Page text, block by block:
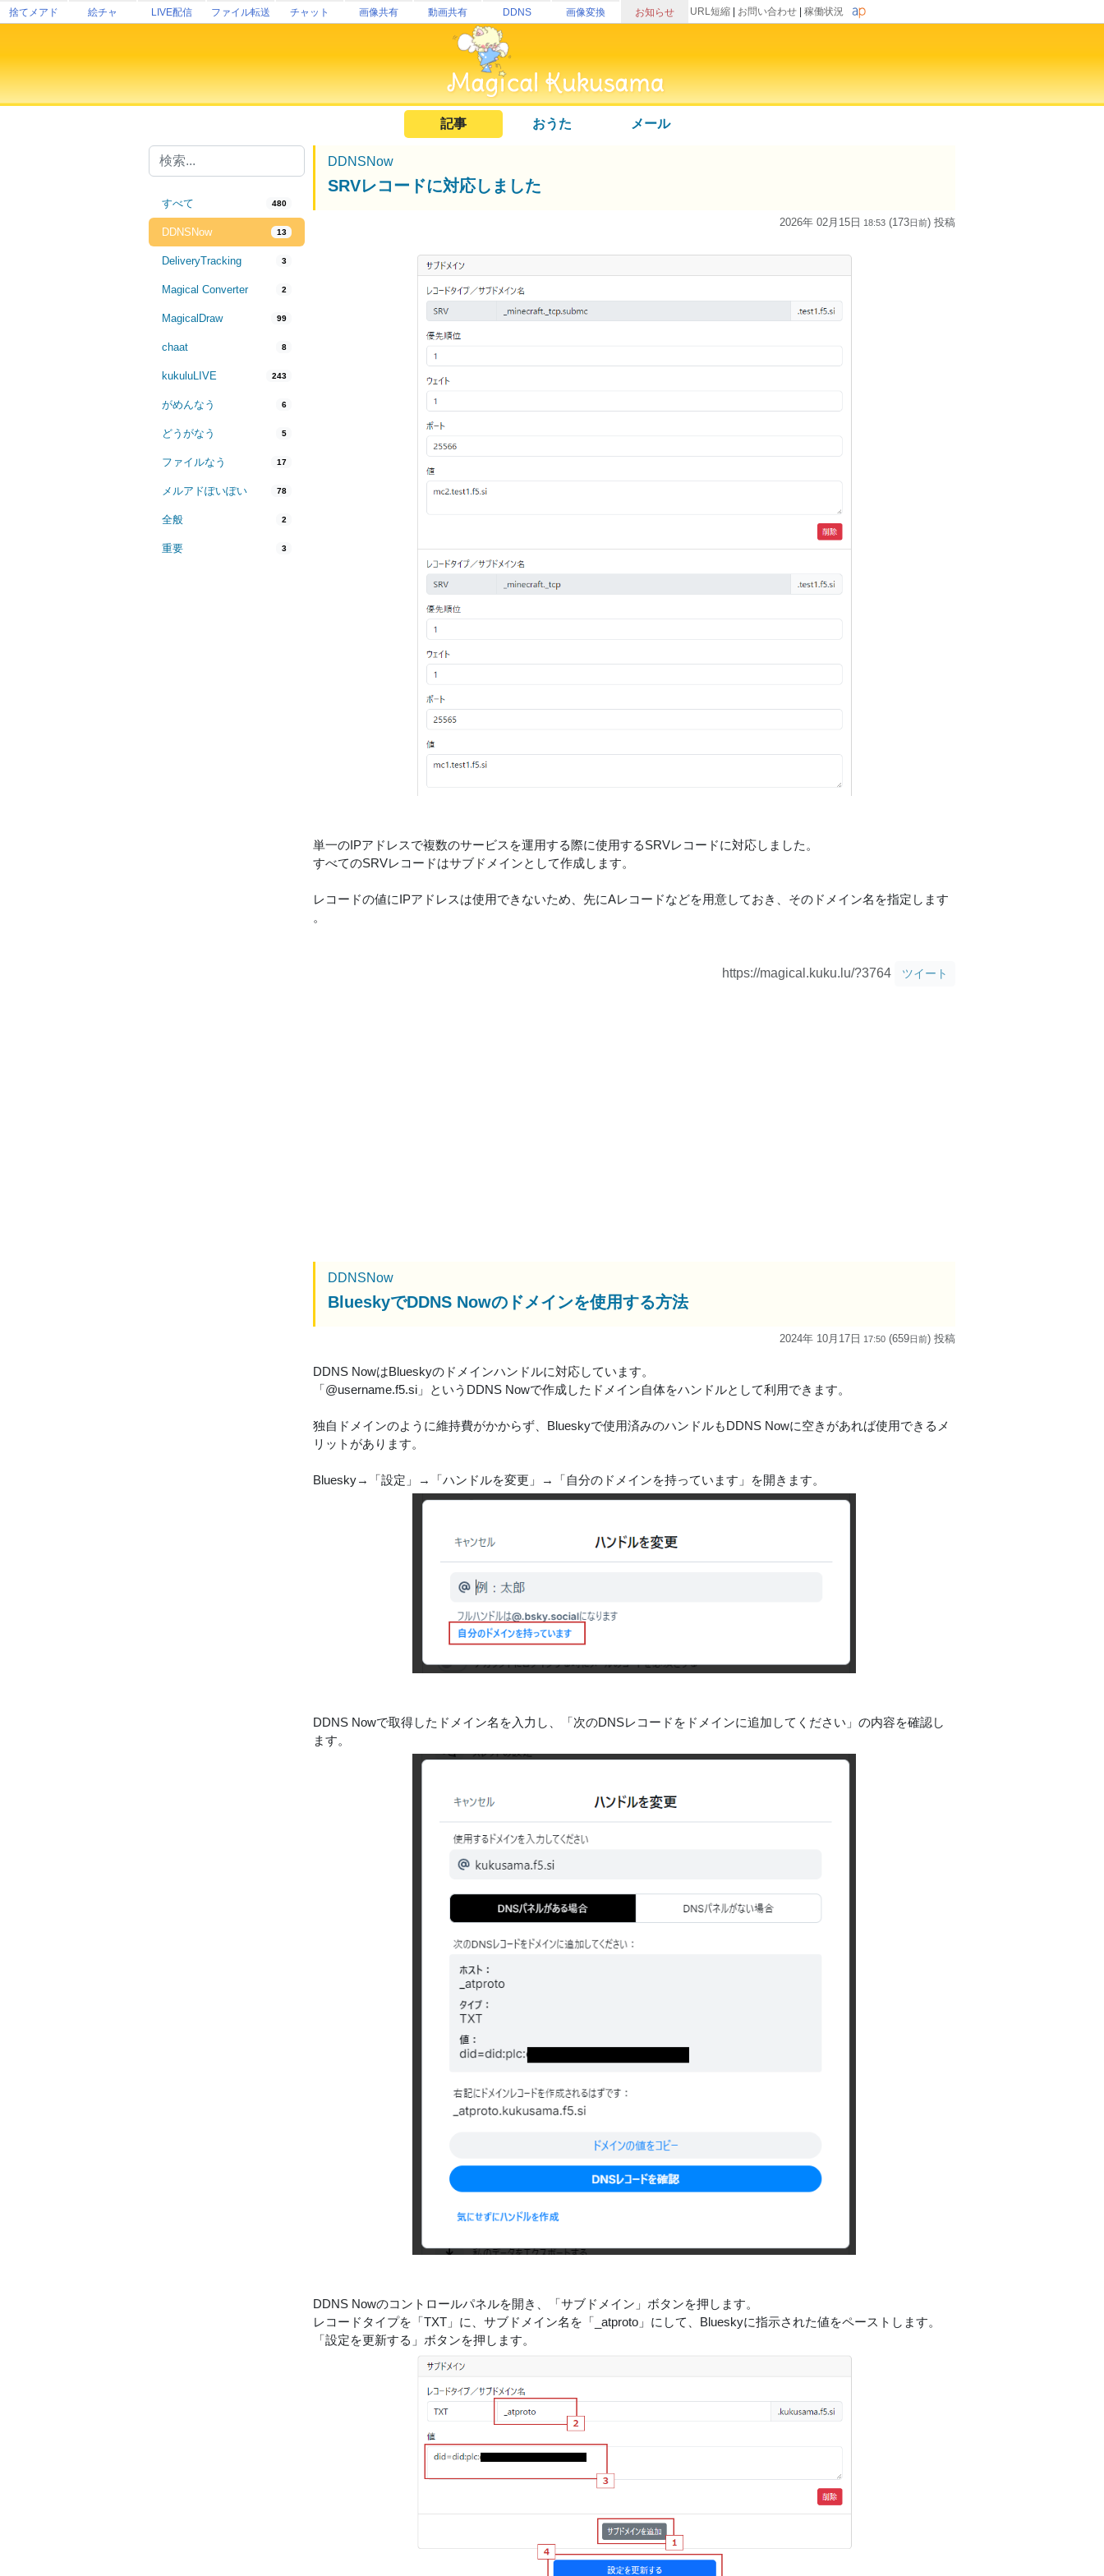
捨てメアド 絵チャ LIVE配信 ファイル転送 チャット 画像共有 動画共有 DDNS 画像変換 お知らせ URL短縮 お問い合わせ 稼働状況
記事 おうた メール
すべて 480
DDNSNow 13
DeliveryTracking 3
Magical Converter 2
MagicalDraw 99
chaat 8
kukuluLIVE 243
がめんなう 6
どうがなう 5
ファイルなう 17
メルアドぽいぽい 78
全般 2
重要 3
DDNSNow
SRVレコードに対応しました
2026年 02月15日 18:53 (173日前) 投稿
単一のIPアドレスで複数のサービスを運用する際に使用するSRVレコードに対応しました。
すべてのSRVレコードはサブドメインとして作成します。
レコードの値にIPアドレスは使用できないため、先にAレコードなどを用意しておき、そのドメイン名を指定します
。
https://magical.kuku.lu/?3764 ツイート
DDNSNow
BlueskyでDDNS Nowのドメインを使用する方法
2024年 10月17日 17:50 (659日前) 投稿
DDNS NowはBlueskyのドメインハンドルに対応しています。
「@username.f5.si」というDDNS Nowで作成したドメイン自体をハンドルとして利用できます。
独自ドメインのように維持費がかからず、Blueskyで使用済みのハンドルもDDNS Nowに空きがあれば使用できるメ
リットがあります。
Bluesky→「設定」→「ハンドルを変更」→「自分のドメインを持っています」を開きます。
DDNS Nowで取得したドメイン名を入力し、「次のDNSレコードをドメインに追加してください」の内容を確認し
ます。
DDNS Nowのコントロールパネルを開き、「サブドメイン」ボタンを押します。
レコードタイプを「TXT」に、サブドメイン名を「_atproto」にして、Blueskyに指示された値をペーストします。
「設定を更新する」ボタンを押します。